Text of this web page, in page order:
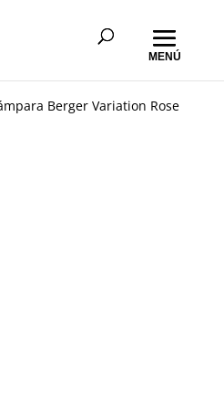
Berger Variation Rose